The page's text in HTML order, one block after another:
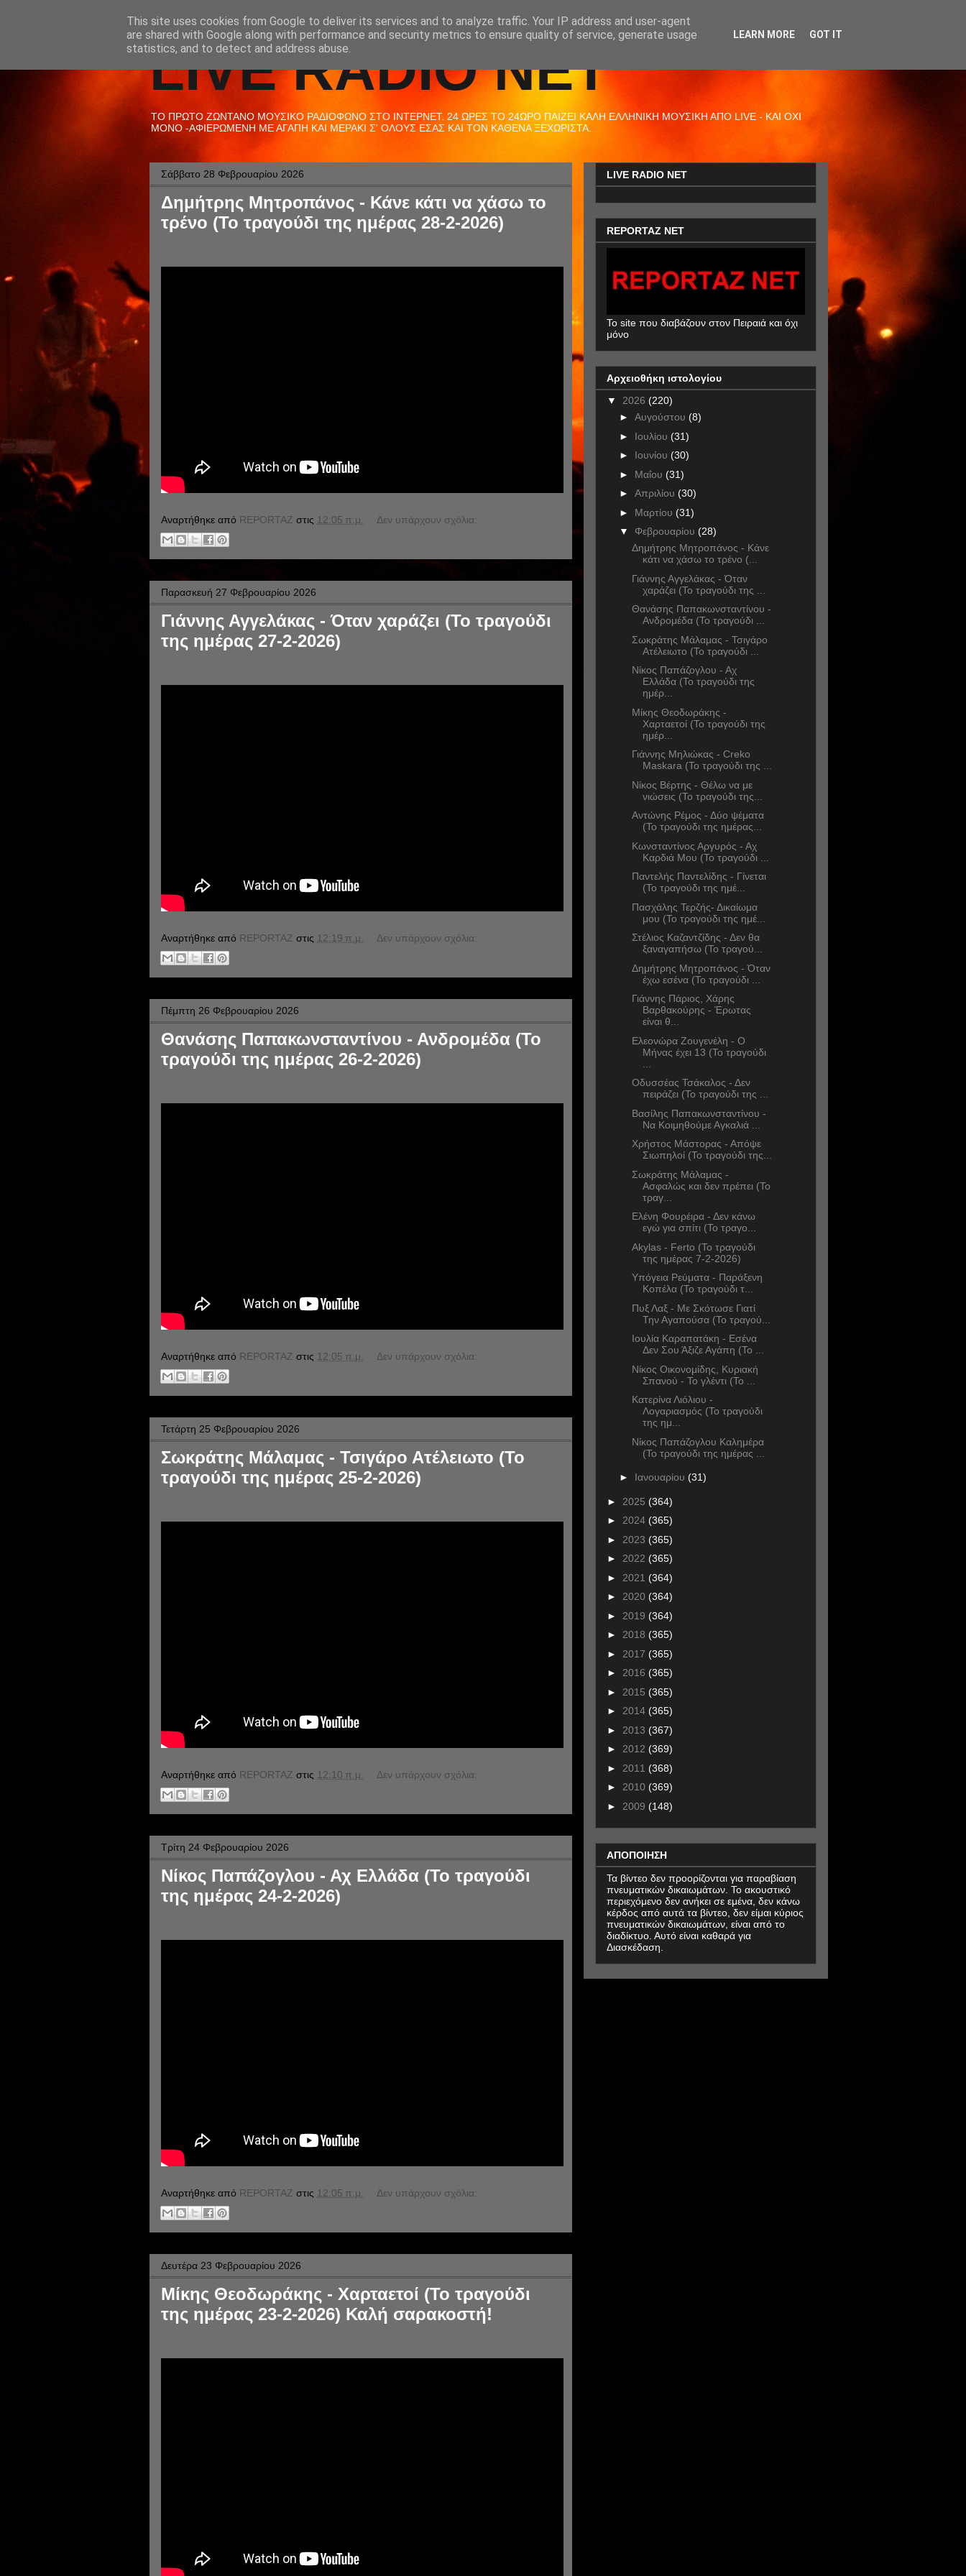
LIVE RADIO NET
ΤΟ ΠΡΩΤΟ ΖΩΝΤΑΝΟ ΜΟΥΣΙΚΟ ΡΑΔΙΟΦΩΝΟ ΣΤΟ ΙΝΤΕΡΝΕΤ. 24 ΩΡΕΣ ΤΟ 24ΩΡΟ ΠΑΙΖΕΙ ΚΑΛΗ ΕΛΛΗΝΙΚΗ ΜΟΥΣΙΚΗ ΑΠΟ LIVE - ΚΑΙ ΟΧΙ
ΜΟΝΟ -ΑΦΙΕΡΩΜΕΝΗ ΜΕ ΑΓΑΠΗ ΚΑΙ ΜΕΡΑΚΙ Σ' ΟΛΟΥΣ ΕΣΑΣ ΚΑΙ ΤΟΝ ΚΑΘΕΝΑ ΞΕΧΩΡΙΣΤΑ.
Σάββατο 28 Φεβρουαρίου 2026
Δημήτρης Μητροπάνος - Κάνε κάτι να χάσω το
τρένο (Το τραγούδι της ημέρας 28-2-2026)
Αναρτήθηκε από REPORTAZ στις 12:05 π.μ. Δεν υπάρχουν σχόλια:
Παρασκευή 27 Φεβρουαρίου 2026
Γιάννης Αγγελάκας - Όταν χαράζει (Το τραγούδι
της ημέρας 27-2-2026)
Αναρτήθηκε από REPORTAZ στις 12:19 π.μ. Δεν υπάρχουν σχόλια:
Πέμπτη 26 Φεβρουαρίου 2026
Θανάσης Παπακωνσταντίνου - Ανδρομέδα (Το
τραγούδι της ημέρας 26-2-2026)
Αναρτήθηκε από REPORTAZ στις 12:05 π.μ. Δεν υπάρχουν σχόλια:
Τετάρτη 25 Φεβρουαρίου 2026
Σωκράτης Μάλαμας - Τσιγάρο Ατέλειωτο (Το
τραγούδι της ημέρας 25-2-2026)
Αναρτήθηκε από REPORTAZ στις 12:10 π.μ. Δεν υπάρχουν σχόλια:
Τρίτη 24 Φεβρουαρίου 2026
Νίκος Παπάζογλου - Αχ Ελλάδα (Το τραγούδι
της ημέρας 24-2-2026)
Αναρτήθηκε από REPORTAZ στις 12:05 π.μ. Δεν υπάρχουν σχόλια:
Δευτέρα 23 Φεβρουαρίου 2026
Μίκης Θεοδωράκης - Χαρταετοί (Το τραγούδι
της ημέρας 23-2-2026) Καλή σαρακοστή!
LIVE RADIO NET
REPORTAZ NET
To site που διαβάζουν στον Πειραιά και όχι
μόνο
Αρχειοθήκη ιστολογίου
▼ 2026 (220)
► Αυγούστου (8)
► Ιουλίου (31)
► Ιουνίου (30)
► Μαΐου (31)
► Απριλίου (30)
► Μαρτίου (31)
▼ Φεβρουαρίου (28)
Δημήτρης Μητροπάνος - Κάνε
κάτι να χάσω το τρένο (...
Γιάννης Αγγελάκας - Όταν
χαράζει (Το τραγούδι της ...
Θανάσης Παπακωνσταντίνου -
Ανδρομέδα (Το τραγούδι ...
Σωκράτης Μάλαμας - Τσιγάρο
Ατέλειωτο (Το τραγούδι ...
Νίκος Παπάζογλου - Αχ
Ελλάδα (Το τραγούδι της
ημέρ...
Μίκης Θεοδωράκης -
Χαρταετοί (Το τραγούδι της
ημέρ...
Γιάννης Μηλιώκας - Creko
Maskara (Το τραγούδι της ...
Νίκος Βέρτης - Θέλω να με
νιώσεις (Το τραγούδι της...
Αντώνης Ρέμος - Δύο ψέματα
(Το τραγούδι της ημέρας...
Κωνσταντίνος Αργυρός - Αχ
Καρδιά Μου (Το τραγούδι ...
Παντελής Παντελίδης - Γίνεται
(Το τραγούδι της ημέ...
Πασχάλης Τερζής- Δικαίωμα
μου (Το τραγούδι της ημέ...
Στέλιος Καζαντζίδης - Δεν θα
ξαναγαπήσω (Το τραγού...
Δημήτρης Μητροπάνος - Όταν
έχω εσένα (Το τραγούδι ...
Γιάννης Πάριος, Χάρης
Βαρθακούρης - Έρωτας
είναι θ...
Ελεονώρα Ζουγενέλη - Ο
Μήνας έχει 13 (Το τραγούδι
Οδυσσέας Τσάκαλος - Δεν
πειράζει (Το τραγούδι της ...
Βασίλης Παπακωνσταντίνου -
Να Κοιμηθούμε Αγκαλιά ...
Χρήστος Μάστορας - Απόψε
Σιωπηλοί (Το τραγούδι της...
Σωκράτης Μάλαμας -
Ασφαλώς και δεν πρέπει (Το
τραγ...
Ελένη Φουρέιρα - Δεν κάνω
εγώ για σπίτι (Το τραγο...
Akylas - Ferto (Το τραγούδι
της ημέρας 7-2-2026)
Υπόγεια Ρεύματα - Παράξενη
Κοπέλα (Το τραγούδι τ...
Πυξ Λαξ - Με Σκότωσε Γιατί
Την Αγαπούσα (Το τραγού...
Ιουλία Καραπατάκη - Εσένα
Δεν Σου Άξιζε Αγάπη (Το ...
Νίκος Οικονομίδης, Κυριακή
Σπανού - Το γλέντι (Το ...
Κατερίνα Λιόλιου -
Λογαριασμός (Το τραγούδι
της ημ...
Νίκος Παπάζογλου Καλημέρα
(Το τραγούδι της ημέρας ...
► Ιανουαρίου (31)
► 2025 (364)
► 2024 (365)
► 2023 (365)
► 2022 (365)
► 2021 (364)
► 2020 (364)
► 2019 (364)
► 2018 (365)
► 2017 (365)
► 2016 (365)
► 2015 (365)
► 2014 (365)
► 2013 (367)
► 2012 (369)
► 2011 (368)
► 2010 (369)
► 2009 (148)
ΑΠΟΠΟΙΗΣΗ
Τα βίντεο δεν προορίζονται για παραβίαση
πνευματικών δικαιωμάτων. Το ακουστικό
περιεχόμενο δεν ανήκει σε εμένα, δεν κάνω
κέρδος από αυτά τα βίντεο, δεν είμαι κύριος
πνευματικών δικαιωμάτων, είναι από το
διαδίκτυο. Αυτό είναι καθαρά για
Διασκέδαση.
This site uses cookies from Google to deliver its services and to analyze traffic. Your IP address and user-agent
are shared with Google along with performance and security metrics to ensure quality of service, generate usage
statistics, and to detect and address abuse.
LEARN MORE GOT IT